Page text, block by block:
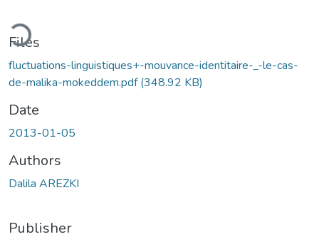
Files
fluctuations-linguistiques+-mouvance-identitaire-_-le-cas-
de-malika-mokeddem.pdf(348.92 KB)
Date
2013-01-05
Authors
Dalila AREZKI
Publisher